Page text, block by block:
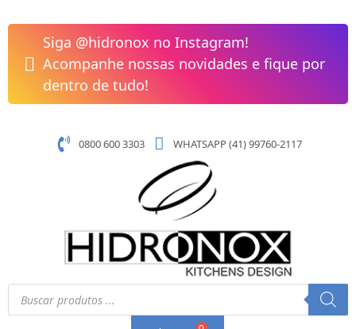
para
conteúdo
Siga @hidronox no Instagram!
Acompanhe nossas novidades e fique por
dentro de tudo!
0800 600 3303 WHATSAPP (41) 99760-2117
Pesquisar
produtos
De
Apoio
Quadrada
Com
Mesa
Design
quantidade